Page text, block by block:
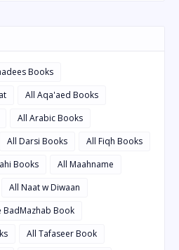
Books
All Aqa'aed Books
All Arabic Books
All Darsi Books
All Fiqh Books
Books
All Maahname
All Naat w Diwaan
BadMazhab Book
All Tafaseer Book